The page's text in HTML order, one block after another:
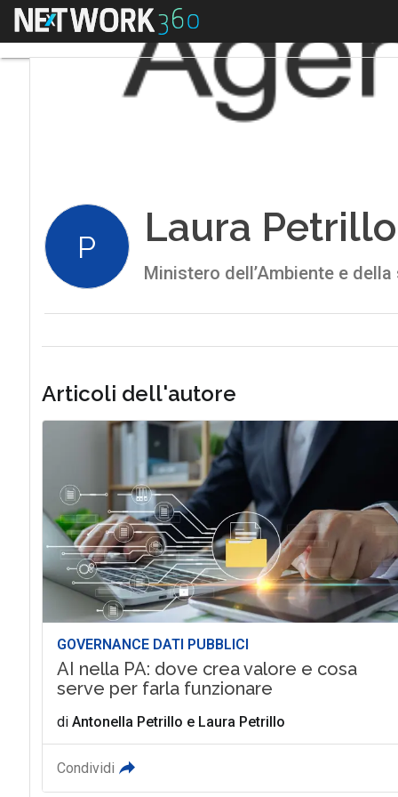
Menu
P Laura Petrillo
Ministero dell’Ambiente e
Articoli dell'autore
GOVERNANCE DATI PUBBLICI
AI nella PA: dove crea valore e cosa
serve per farla funzionare
di Antonella Petrillo e Laura Petrillo
Condividi